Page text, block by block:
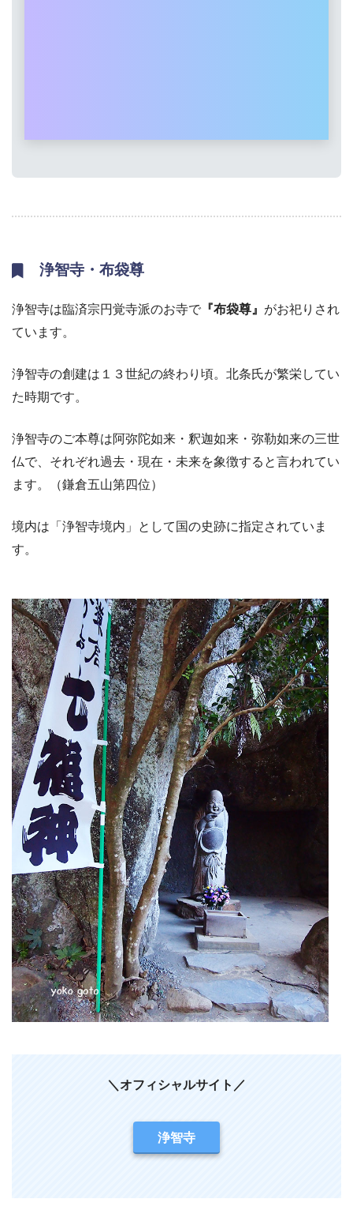
浄智寺・布袋尊
浄智寺は臨済宗円覚寺派のお寺で 『布袋尊』 がお祀りされ
ています。
浄智寺の創建は１３世紀の終わり頃。北条氏が繁栄してい
た時期です。
浄智寺のご本尊は阿弥陀如来・釈迦如来・弥勒如来の三世
仏で、それぞれ過去・現在・未来を象徴すると言われてい
ます。（鎌倉五山第四位）
境内は「浄智寺境内」として国の史跡に指定されていま
す。
＼オフィシャルサイト／
浄智寺